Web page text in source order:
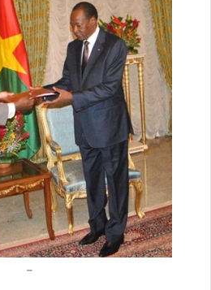
y
r
u
c
o
u
r
r
i
–